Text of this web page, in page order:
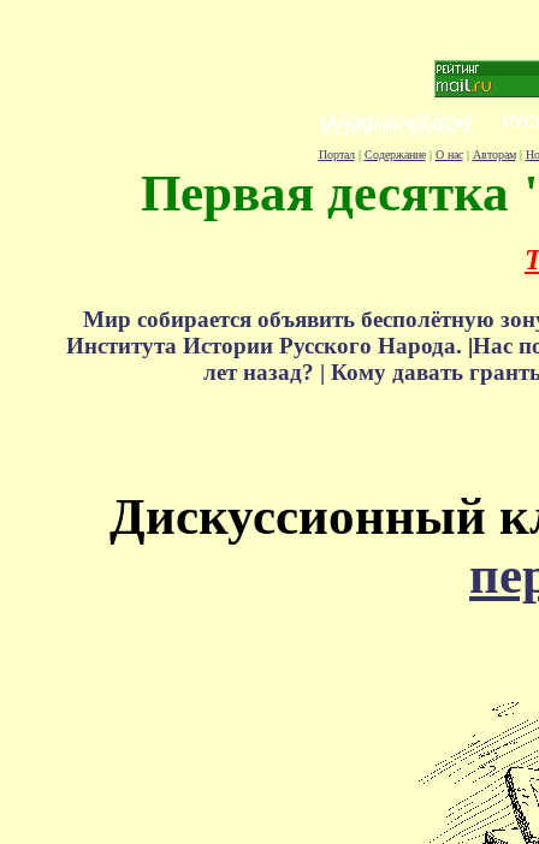
Портал| Содержание| О нас| Авторам|
Первая десятка
Мир собирается объявить бесполётную
Института Истории Русского Народа. |Нас
лет назад? | Кому давать
Дискуссионный